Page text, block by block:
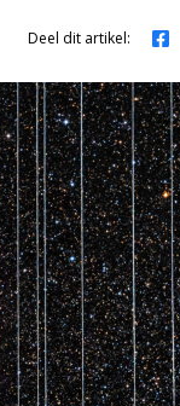
Deel dit artikel: